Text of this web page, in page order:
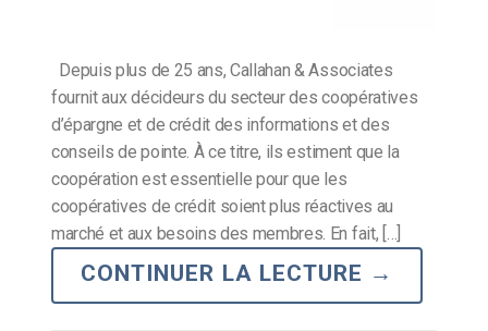
Depuis plus de 25 ans, Callahan & Associates
fournit aux décideurs du secteur des coopératives
d’épargne et de crédit des informations et des
conseils de pointe. À ce titre, ils estiment que la
coopération est essentielle pour que les
coopératives de crédit soient plus réactives au
marché et aux besoins des membres. En fait, […]
CONTINUER LA LECTURE →